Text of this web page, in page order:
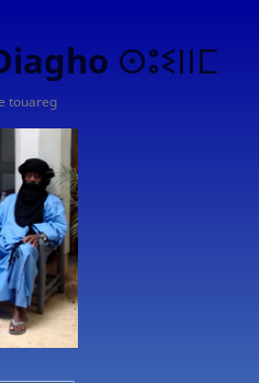
ⵙⵓⵉⵏⵏⵎ
touareg